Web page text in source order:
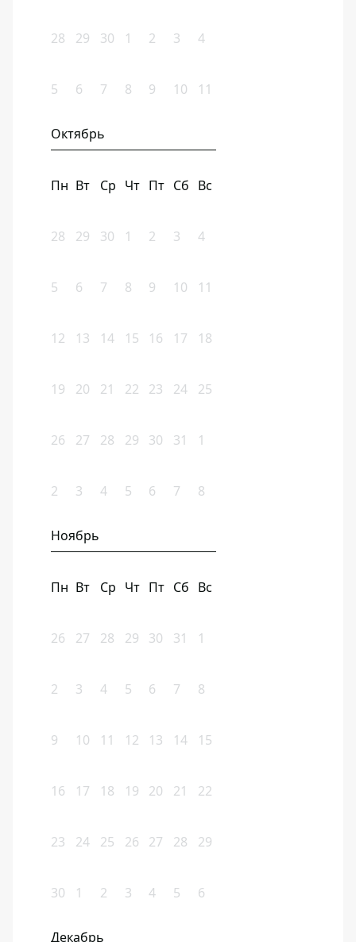
28 29 30 1 2 3 4
5 6 7 8 9 10 11
Октябрь
Пн Вт Ср Чт Пт Сб Вс
28 29 30 1 2 3 4
5 6 7 8 9 10 11
12 13 14 15 16 17 18
19 20 21 22 23 24 25
26 27 28 29 30 31 1
2 3 4 5 6 7 8
Ноябрь
Пн Вт Ср Чт Пт Сб Вс
26 27 28 29 30 31 1
2 3 4 5 6 7 8
9 10 11 12 13 14 15
16 17 18 19 20 21 22
23 24 25 26 27 28 29
30 1 2 3 4 5 6
Декабрь